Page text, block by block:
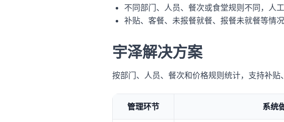
不同部门、人员、餐次或食堂规则不同，人
补贴、客餐、未报餐就餐、报餐未就餐等情
宇泽解决方案
按部门、人员、餐次和价格规则统计，支持补贴
管理环节 系统